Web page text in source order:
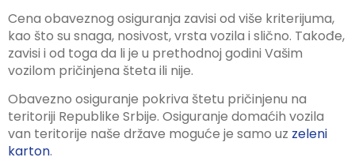
Cena obaveznog osiguranja zavisi od više kriterijuma,
kao što su snaga, nosivost, vrsta vozila i slično. Takođe,
zavisi i od toga da li je u prethodnoj godini Vašim
vozilom pričinjena šteta ili nije.
Obavezno osiguranje pokriva štetu pričinjenu na
teritoriji Republike Srbije. Osiguranje domaćih vozila
van teritorije naše države moguće je samo uz zeleni
karton.